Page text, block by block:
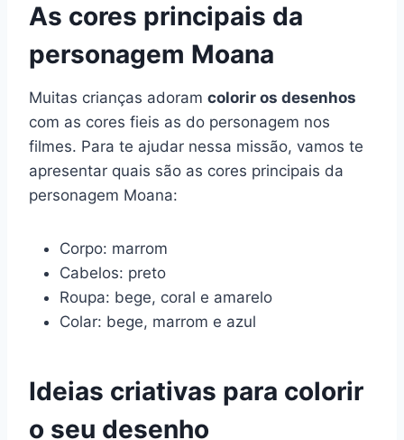
As cores principais da
personagem Moana
Muitas crianças adoram colorir os desenhos
com as cores fieis as do personagem nos
filmes. Para te ajudar nessa missão, vamos te
apresentar quais são as cores principais da
personagem Moana:
Corpo: marrom
Cabelos: preto
Roupa: bege, coral e amarelo
Colar: bege, marrom e azul
Ideias criativas para colorir
o seu desenho